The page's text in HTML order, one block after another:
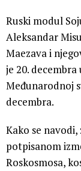
Ruski modul
Aleksandar
Maezava i
je 20.
Međunarodnoj
decembra.
Kako se
potpisanom
Roskosmosa,